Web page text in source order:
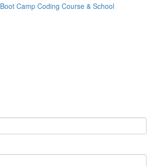
Boot Camp Coding Course & School